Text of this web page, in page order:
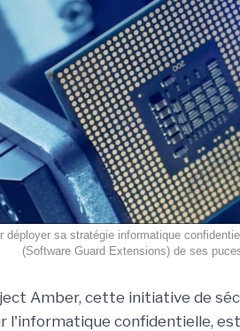
déployer sa stratégie informatique
(Software Guard Extensions) de ses
Amber, cette initiative de
l'informatique confidentielle,